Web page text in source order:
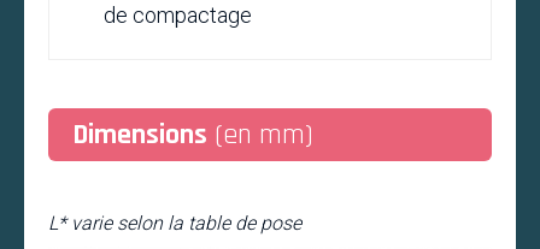
de compactage
Dimensions (en mm)
L* varie selon la table de pose